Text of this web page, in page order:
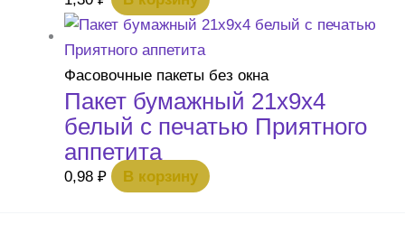
Фасовочные пакеты без окна
Пакет бумажный 21х9х4
белый с печатью Приятного
аппетита
0,98 ₽ В корзину